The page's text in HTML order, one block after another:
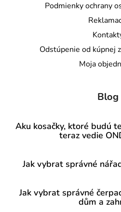
Podmienky ochrany
Odstúpenie od kúpnej
Moja
Blog
Aku kosačky, ktoré budú
teraz vedie
Jak vybrat správné
Jak vybrat správné
dům a